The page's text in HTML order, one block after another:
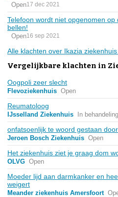
Open17 dec 2021
Telefoon wordt niet opgenomen
bellen!
Open16 sep 2021
Alle klachten over Ikazia
Vergelijkbare klachten in
Oogpoli zeer slecht
Flevoziekenhuis Open
Reumatoloog
IJsselland Ziekenhuis In behandeling
onfatsoenlijk te woord gestaan
Jeroen Bosch Ziekenhuis Open
Het ziekenhuis ziet je graag dom
OLVG Open
Moeder lijd aan darmkanker en
weigert
Meander ziekenhuis Amersfoort